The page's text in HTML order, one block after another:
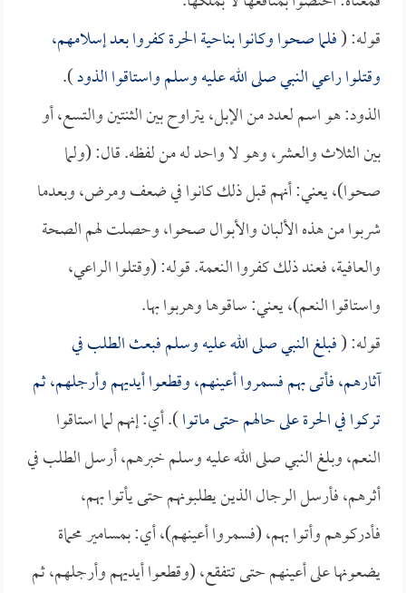
قوله: (فلما صحوا وكانوا بناحية الحرة كفروا بعد إسلامهم،
وقتلوا راعي النبي صلى الله عليه وسلم واستاقوا الذود).
الذود: هو اسم لعدد من الإبل، يتراوح بين الثنتين والتسع، أو
بين الثلاث والعشر، وهو لا واحد له من لفظه. قال: (ولما
صحوا)، يعني: أنهم قبل ذلك كانوا في ضعف ومرض، وبعدما
شربوا من هذه الألبان والأبوال صحوا، وحصلت لهم الصحة
والعافية، فعند ذلك كفروا النعمة. قوله: (وقتلوا الراعي،
واستاقوا النعم)، يعني: ساقوها وهربوا بها.
قوله: (فبلغ النبي صلى الله عليه وسلم فبعث الطلب في
آثارهم، فأتى بهم فسمروا أعينهم، وقطعوا أيديهم وأرجلهم، ثم
تركوا في الحرة على حالهم حتى ماتوا). أي: إنهم لما استاقوا
النعم، وبلغ النبي صلى الله عليه وسلم خبرهم، أرسل الطلب في
أثرهم، فأرسل الرجال الذين يطلبونهم حتى يأتوا بهم،
فأدركوهم وأتوا بهم، (فسمروا أعينهم)، أي: بمسامير محماة
يضعونها على أعينهم حتى تتفقع، (وقطعوا أيديهم وأرجلهم، ثم